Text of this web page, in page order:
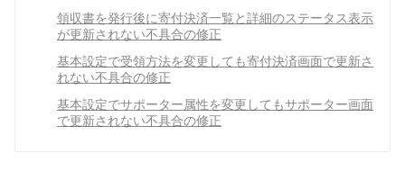
領収書を発行後に寄付決済一覧と詳細のステータス表示
が更新されない不具合の修正
基本設定で受領方法を変更しても寄付決済画面で更新さ
れない不具合の修正
基本設定でサポーター属性を変更してもサポーター画面
で更新されない不具合の修正